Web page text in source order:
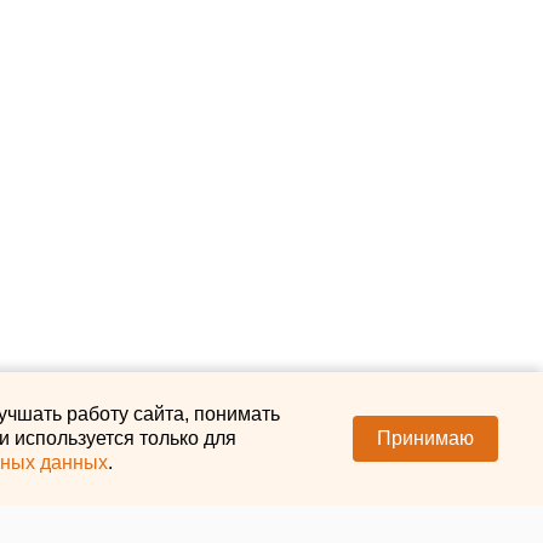
работу сайта, понимать
только для
данных.
Принимаю